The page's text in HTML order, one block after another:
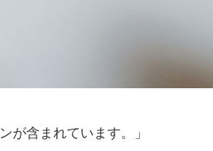
が含まれています。」